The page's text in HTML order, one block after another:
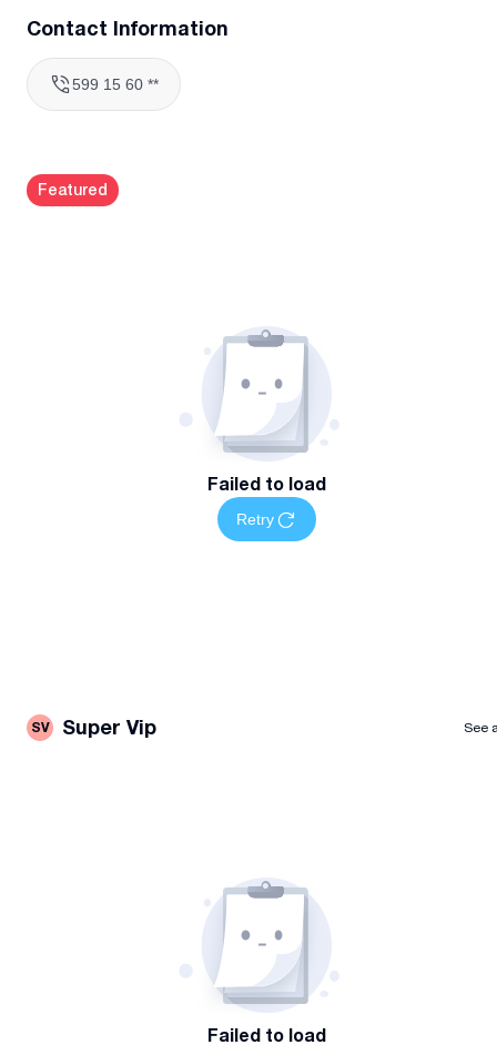
ზედაპირებიდან
ნაგვის გატანა და სანიტარული ნარჩენების მართვა
საჭიროების შემთხვევაში, სპეციალური საწმენდი
საშუალებების გამოყენება
5 წელზე მეტი გამოცდილება ბინებისა და ოფისების
ყურადღება დეტალების მიმართ და ინდივიდუალური
მიდგომა თითოეულ ობიექტზე
მომსახურების არეალი და ხელმისაწვდომობა
დასუფთავების სერვისი ხელმისაწვდომია თბილისში
როგორც ერთჯერადი, ასევე რეგულარული ფორმატით.
Contact Information
599 15 60 **
Featured
Failed to load
Retry
SV Super Vip See
Failed to load